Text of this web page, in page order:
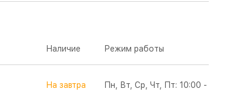
Наличие Режим работы
На завтра
Пн, Вт, Ср, Чт, Пт: 10:00 -